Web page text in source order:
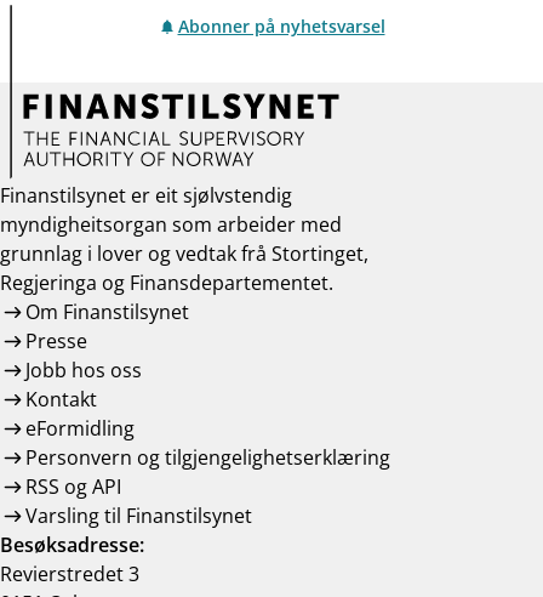
Abonner på nyhetsvarsel
Finanstilsynet er eit sjølvstendig
myndigheitsorgan som arbeider med
grunnlag i lover og vedtak frå Stortinget,
Regjeringa og Finansdepartementet.
Om Finanstilsynet
Presse
Jobb hos oss
Kontakt
eFormidling
Personvern og tilgjengelighetserklæring
RSS og API
Varsling til Finanstilsynet
Besøksadresse:
Revierstredet 3